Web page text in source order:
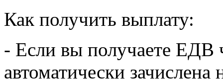
Как получить выплату:
- Если вы получаете ЕДВ
автоматически